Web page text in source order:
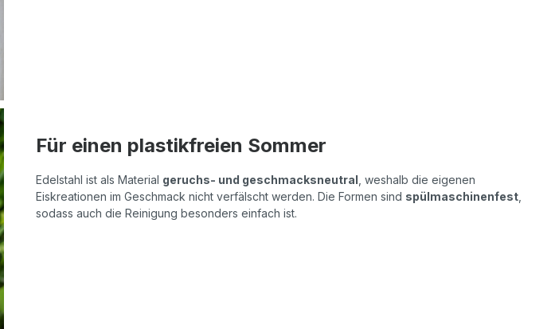
Für einen plastikfreien Sommer
Edelstahl ist als Material geruchs- und geschmacksneutral , weshalb die eigenen
Eiskreationen im Geschmack nicht verfälscht werden. Die Formen sind spülmaschinenfest
sodass auch die Reinigung besonders einfach ist.